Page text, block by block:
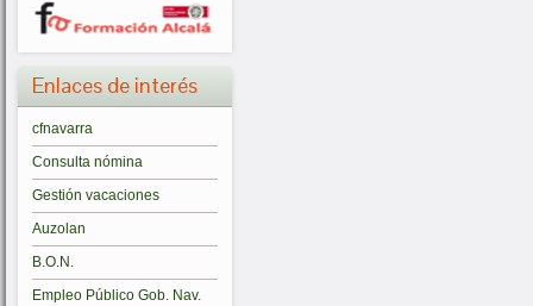
Enlaces de interés
cfnavarra
Consulta nómina
Gestión vacaciones
Auzolan
B.O.N.
Empleo Público Gob. Nav.